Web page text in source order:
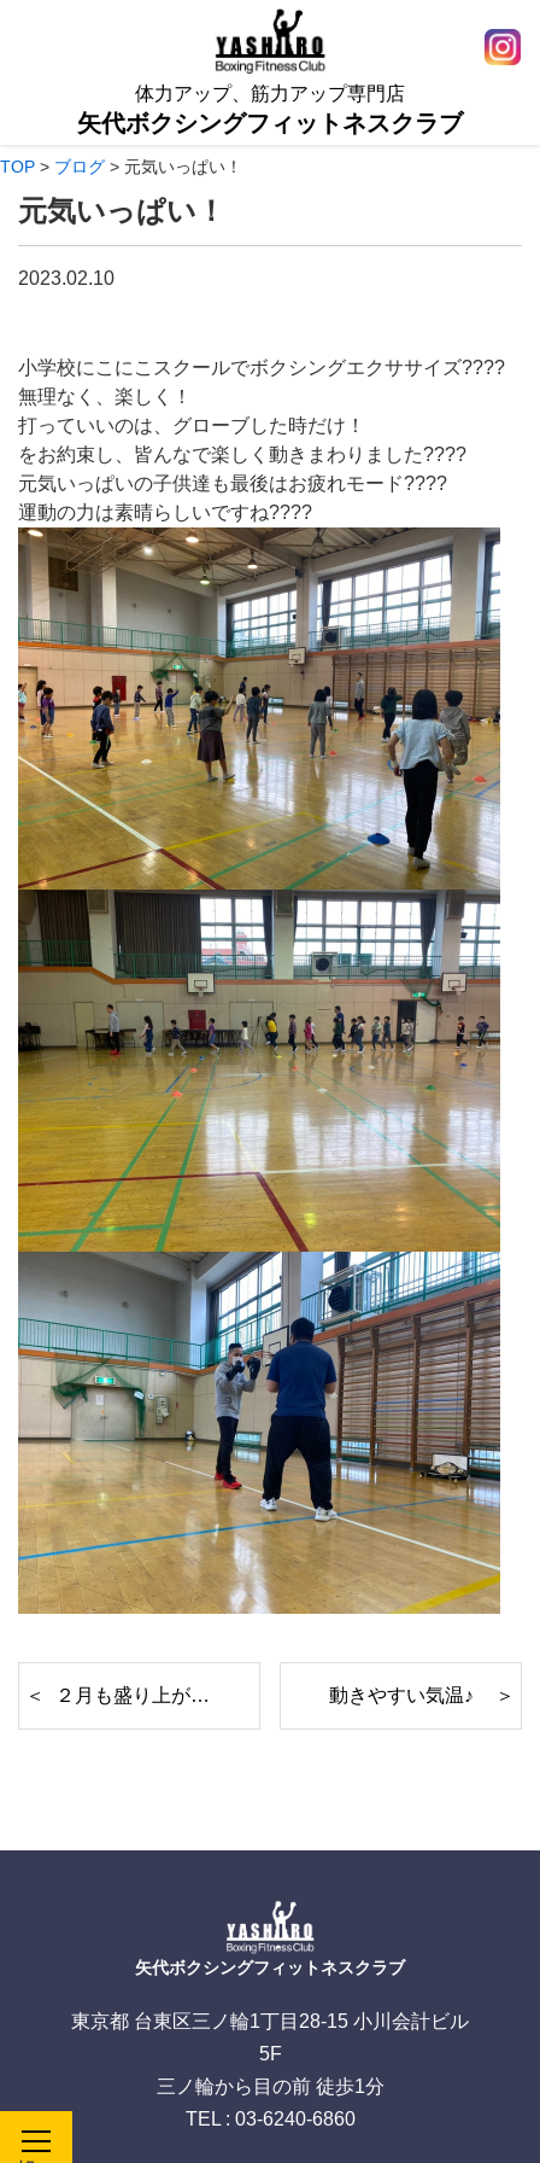
体力アップ、筋力アップ専門店
矢代ボクシングフィットネスクラブ
TOP > ブログ > 元気いっぱい！
元気いっぱい！
2023.02.10
小学校にこにこスクールでボクシングエクササイズ????
無理なく、楽しく！
打っていいのは、グローブした時だけ！
をお約束し、皆んなで楽しく動きまわりました????
元気いっぱいの子供達も最後はお疲れモード????
運動の力は素晴らしいですね????
２月も盛り上がっていきましょ♪ 動きやすい気温♪
矢代ボクシングフィットネスクラブ
東京都 台東区三ノ輪1丁目28-15 小川会計ビル
5F
三ノ輪から目の前 徒歩1分
TEL : 03-6240-6860